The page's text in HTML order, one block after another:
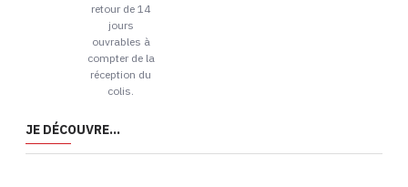
retour de 14
jours
ouvrables à
compter de la
réception du
colis.
JE DÉCOUVRE...